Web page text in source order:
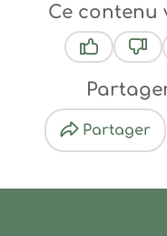
Ce contenu
Partager